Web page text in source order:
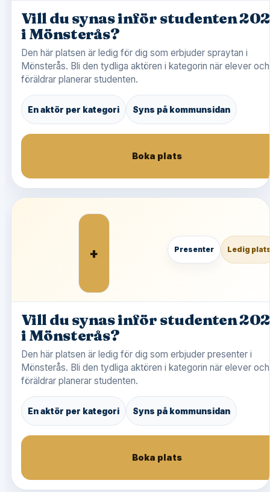
Vill du synas inför studenten
i Mönsterås?
Den här platsen är ledig för dig som erbjuder spraytan i
Mönsterås. Bli den tydliga aktören i kategorin när elever och
föräldrar planerar studenten.
En aktör per kategori Syns på kommunsidan
Boka plats
+ Presenter Ledig
Vill du synas inför studenten
i Mönsterås?
Den här platsen är ledig för dig som erbjuder presenter i
Mönsterås. Bli den tydliga aktören i kategorin när elever och
föräldrar planerar studenten.
En aktör per kategori Syns på kommunsidan
Boka plats